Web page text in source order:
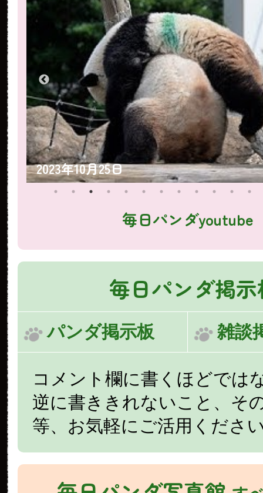
年10月25日
毎日パンダyoutube
毎日パンダ掲
パンダ掲示板 雑談
コメント欄に書くほどでは
逆に書ききれないこと、そ
等、お気軽にご活用くださ